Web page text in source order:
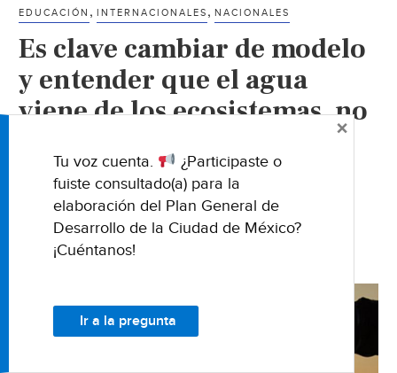
Aprende
en
III
Primaria
Puebla)
EDUCACIÓN ,INTERNACIONALES ,NACIONALES
Es clave cambiar de modelo
y entender que el agua
viene de los ecosistemas, no
Entérate (Aristegui
Noticias)
27 FEBRERO 2021
Tu voz cuenta.
¿Participaste o
fuiste consultado(a) para la
elaboración del Plan General de
Desarrollo de la Ciudad de México?
¡Cuéntanos!
Ir a la pregunta
×